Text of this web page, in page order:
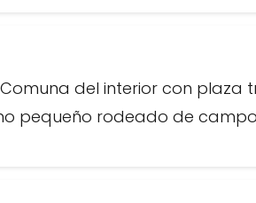
del interior con plaza
pequeño rodeado de